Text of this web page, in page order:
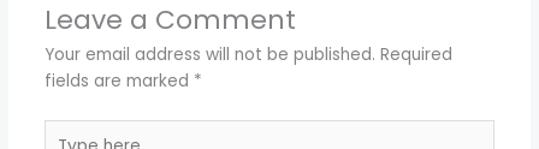
Leave a Comment
Your email address will not be published. Required
fields are marked *